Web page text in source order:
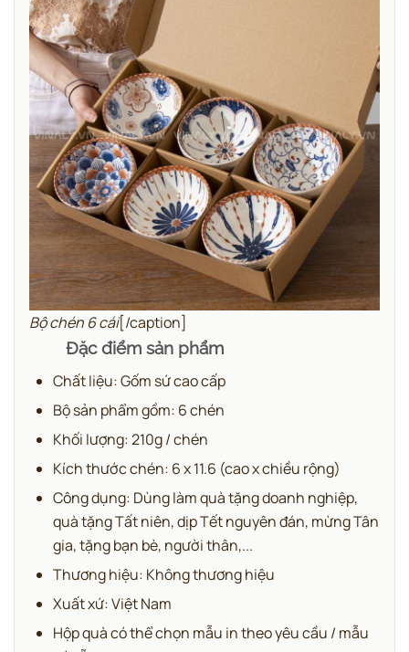
Bộ chén 6 cái[/caption]
Đặc điểm sản phẩm
Chất liệu: Gốm sứ cao cấp
Bộ sản phẩm gồm: 6 chén
Khối lượng: 210g / chén
Kích thước chén: 6 x 11.6 (cao x chiều rộng)
Công dụng: Dùng làm quà tặng doanh nghiệp,
quà tặng Tất niên, dịp Tết nguyên đán, mừng Tân
gia, tặng bạn bè, người thân,...
Thương hiệu: Không thương hiệu
Xuất xứ: Việt Nam
Hộp quà có thể chọn mẫu in theo yêu cầu / mẫu